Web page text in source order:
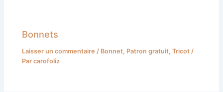
Bonnets
Laisser un commentaire / Bonnet, Patron gratuit,Tricot /
Parcarofoliz